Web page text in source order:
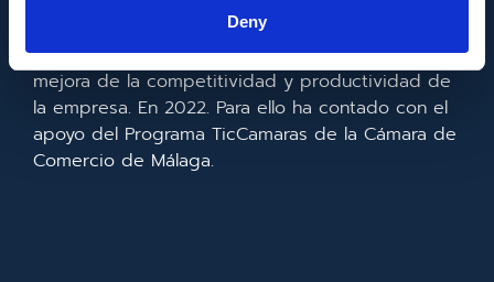
Deny
acceso a las mismas y gracias al que ha
realizado la implementación de un CRM y para la
mejora de la competitividad y productividad de
la empresa. En 2022. Para ello ha contado con el
apoyo del Programa TicCamaras de la Cámara de
Comercio de Málaga.